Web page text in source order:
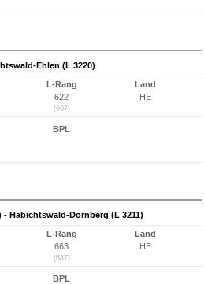
Ehlen (L 3220)
L-Rang
622
(607)
Land
HE
BPL
Habichtswald-Dörnberg (L 3211)
L-Rang
663
(647)
Land
HE
BPL